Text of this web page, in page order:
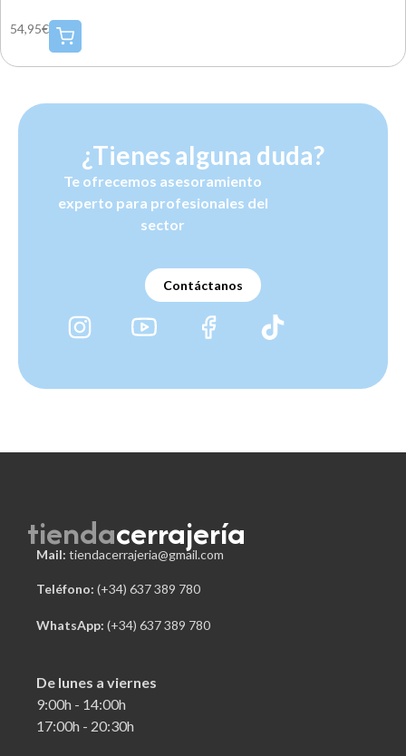
54,95€
¿Tienes alguna duda?
Te ofrecemos asesoramiento
experto para profesionales del
sector
Contáctanos
tiendacerrajería
Mail: tiendacerrajeria@gmail.com
Teléfono: (+34) 637 389 780
WhatsApp: (+34) 637 389 780
De lunes a viernes
9:00h - 14:00h
17:00h - 20:30h